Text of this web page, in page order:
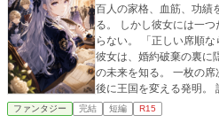
百人の家格、血筋、功績
る。 しかし彼女には一つだけ欠点があった。 人の感情が分か
らない。 「正しい席順なら問題ありません」 そう信じていた
彼女は、婚約破棄の裏に
の未来を知る。 一枚の席次表によって救われた令嬢。 そして
後に王国を変える発明。 誰にも知られない場所で、彼女は未
来を書き換えていた。
ファンタジー 完結 短編 R15